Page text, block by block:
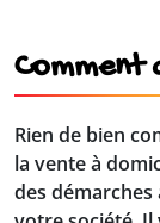
Comment
Rien de bien
la vente à
des